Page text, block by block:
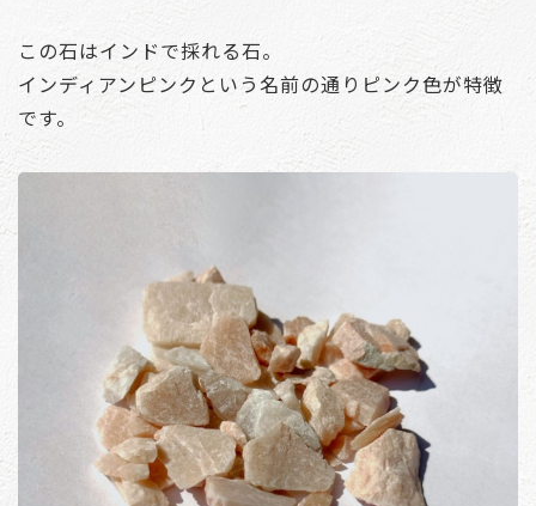
この石はインドで採れる石。
インディアンピンクという名前の通りピンク色が特徴
です。